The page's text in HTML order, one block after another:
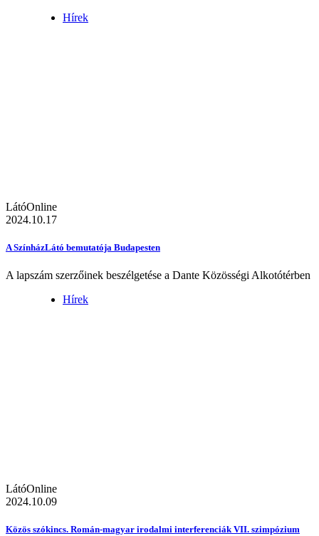
Hírek
LátóOnline
2024.10.17
A SzínházLátó bemutatója Budapesten
A lapszám szerzőinek beszélgetése a Dante Közösségi Alkotótérben
Hírek
LátóOnline
2024.10.09
Közös szókincs. Román-magyar irodalmi interferenciák VII. szimpózium